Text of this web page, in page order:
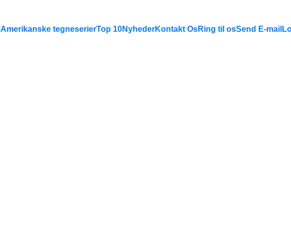
Amerikanske tegneserierTop 10NyhederKontakt OsRing til osSend E-mail